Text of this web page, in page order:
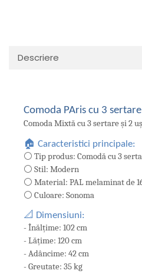
Descriere
Comoda PAris cu 3
Comoda Mixtă cu 3 sertare și 2
🏠 Caracteristici principale:
⚪ Tip produs: Comodă cu 3
⚪ Stil: Modern
⚪ Material: PAL melaminat de
⚪ Culoare: Sonoma
📐 Dimensiuni:
- Înălțime: 102 cm
- Lățime: 120 cm
- Adâncime: 42 cm
- Greutate: 35 kg